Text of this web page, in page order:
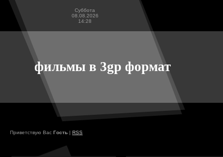
Суббота
08.08.2026
14:28
фильмы в 3gp формат
Приветствую Вас Гость | RSS